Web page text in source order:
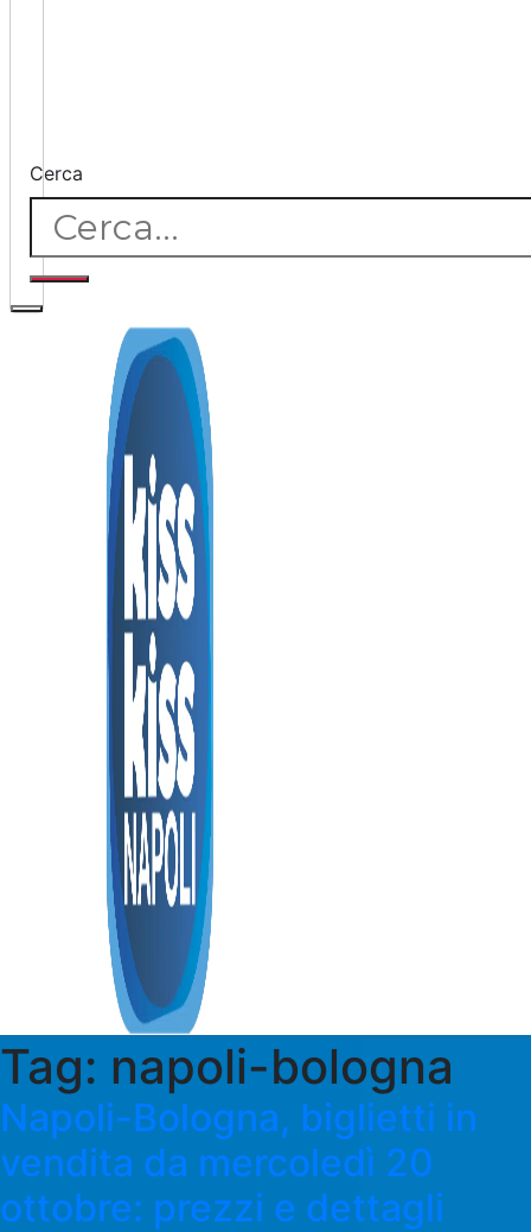
Cerca
Tag: napoli-bologna
Napoli-Bologna, biglietti in
vendita da mercoledì 20
ottobre: prezzi e dettagli